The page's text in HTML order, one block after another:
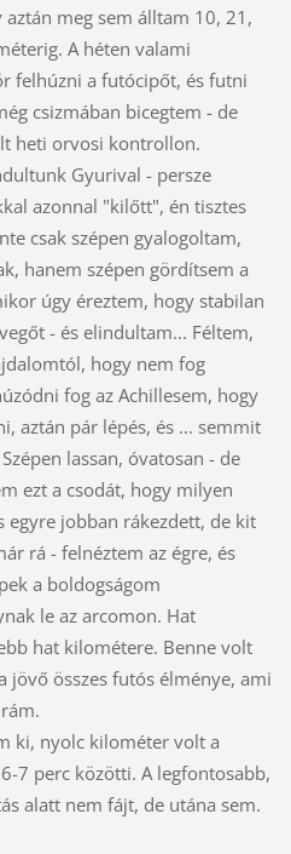
meg sem álltam 10, 21,
A héten valami
felhúzni a futócipőt, és futni
csizmában bicegtem - de
heti orvosi kontrollon.
Gyurival - persze
azonnal "kilőtt", én tisztes
csak szépen gyalogoltam,
hanem szépen gördítsem a
úgy éreztem, hogy stabilan
- és elindultam... Féltem,
hogy nem fog
fog az Achillesem, hogy
aztán pár lépés, és ... semmit
lassan, óvatosan - de
ezt a csodát, hogy milyen
egyre jobban rákezdett, de kit
rá - felnéztem az égre, és
a boldogságom
le az arcomon. Hat
hat kilométere. Benne volt
jövő összes futós élménye, ami
ki, nyolc kilométer volt a
7 perc közötti. A legfontosabb,
alatt nem fájt, de utána sem.